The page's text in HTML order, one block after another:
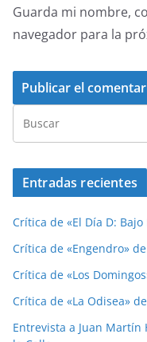
Guarda mi nombre,
navegador para la
Entradas recientes
Crítica de «El Día D:
Crítica de «Engendro»
Crítica de «Los
Crítica de «La Odisea»
Entrevista a Juan Martín